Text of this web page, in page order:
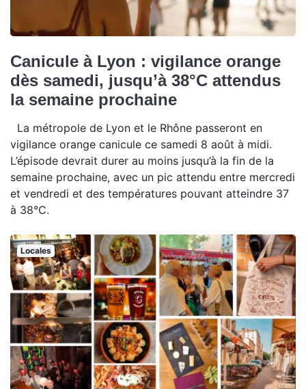
Canicule à Lyon : vigilance orange
dès samedi, jusqu’à 38°C attendus
la semaine prochaine
La métropole de Lyon et le Rhône passeront en
vigilance orange canicule ce samedi 8 août à midi.
L’épisode devrait durer au moins jusqu’à la fin de la
semaine prochaine, avec un pic attendu entre mercredi
et vendredi et des températures pouvant atteindre 37
à 38°C.
Locales